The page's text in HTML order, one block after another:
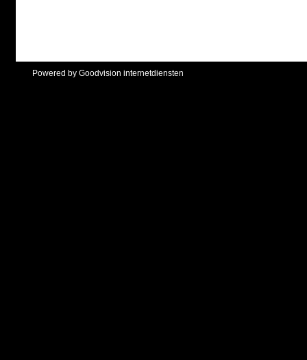
Powered by Goodvision internetdiensten